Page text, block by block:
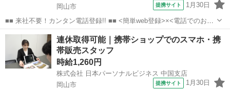
岡山市
提携サイト 1月30日
■■ 来社不要！カンタン電話登録!! ■■ <簡単web登録>×<電話でのお仕
事紹介> で、来社なくお仕事探しが可能です♪ 基本情報を入力したら
電話で希望を伝えるだけでOK★ 営業、ラウンダー、事務のお仕事も
あります♪ ご希...
岡山 岡山市 店長
連休取得可能｜携帯ショップでのスマホ・携
帯販売スタッフ
時給1,260円
株式会社 日本パーソナルビジネス 中国支店
岡山市
提携サイト 1月30日